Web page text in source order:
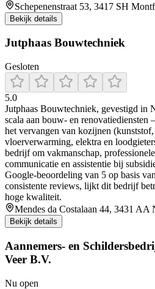
Schepenenstraat 53, 3417 SH
Bekijk details
Jutphaas Bouwtechniek
Gesloten
5.0
Jutphaas Bouwtechniek, gevestigd in
scala aan bouw- en
het vervangen van kozijnen
vloerverwarming, elektra en
bedrijf om vakmanschap,
communicatie en assistentie bij
Google‑beoordeling van 5 op basis
consistente reviews, lijkt dit bedrijf
hoge kwaliteit.
Mendes da Costalaan 44, 3431 AA
Bekijk details
Aannemers- en
Veer B.V.
Nu open